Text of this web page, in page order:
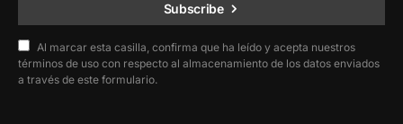
Subscribe
Al marcar esta casilla, confirma que ha leído y acepta nuestros
términos de uso con respecto al almacenamiento de los datos enviados
a través de este formulario.